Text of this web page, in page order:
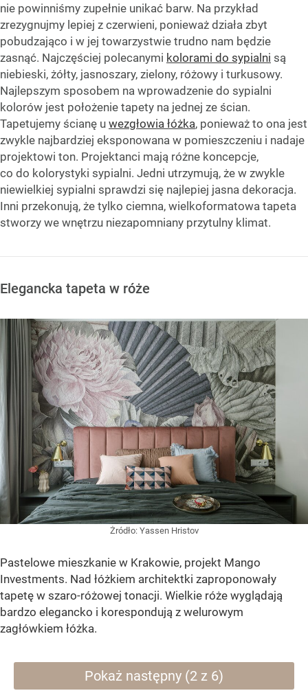
nie powinniśmy zupełnie unikać barw. Na przykład
zrezygnujmy lepiej z czerwieni, ponieważ działa zbyt
pobudzająco i w jej towarzystwie trudno nam będzie
zasnąć. Najczęściej polecanymi kolorami do sypialni są
niebieski, żółty, jasnoszary, zielony, różowy i turkusowy.
Najlepszym sposobem na wprowadzenie do sypialni
kolorów jest położenie tapety na jednej ze ścian.
Tapetujemy ścianę u wezgłowia łóżka, ponieważ to ona jest
zwykle najbardziej eksponowana w pomieszczeniu i nadaje
projektowi ton. Projektanci mają różne koncepcje,
co do kolorystyki sypialni. Jedni utrzymują, że w zwykle
niewielkiej sypialni sprawdzi się najlepiej jasna dekoracja.
Inni przekonują, że tylko ciemna, wielkoformatowa tapeta
stworzy we wnętrzu niezapomniany przytulny klimat.
Elegancka tapeta w róże
Żródło: Yassen Hristov
Pastelowe mieszkanie w Krakowie, projekt Mango
Investments. Nad łóżkiem architektki zaproponowały
tapetę w szaro-różowej tonacji. Wielkie róże wyglądają
bardzo elegancko i korespondują z welurowym
zagłówkiem łóżka.
Pokaż następny (2 z 6)